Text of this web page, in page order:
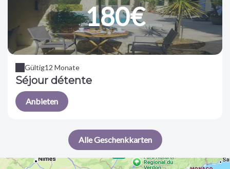
180€
Gültig12 Monate
Séjour détente
Anbieten
Alle Geschenkkarten